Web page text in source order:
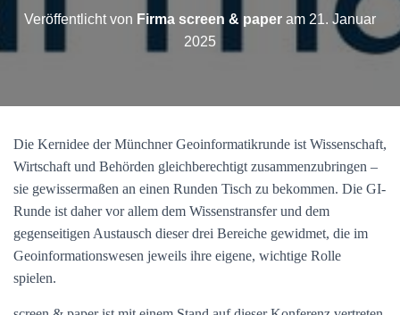
M
E
Veröffentlicht von Firma screen & paper am 21. Januar
2025
Die Kernidee der Münchner Geoinformatikrunde ist Wissenschaft,
Wirtschaft und Behörden gleichberechtigt zusammenzubringen –
sie gewissermaßen an einen Runden Tisch zu bekommen. Die GI-
Runde ist daher vor allem dem Wissenstransfer und dem
gegenseitigen Austausch dieser drei Bereiche gewidmet, die im
Geoinformationswesen jeweils ihre eigene, wichtige Rolle
spielen.